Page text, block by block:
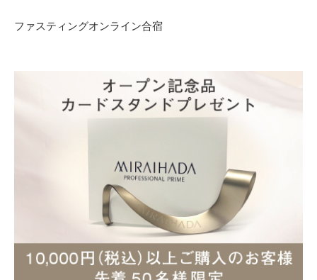
ファスティングオンライン合宿